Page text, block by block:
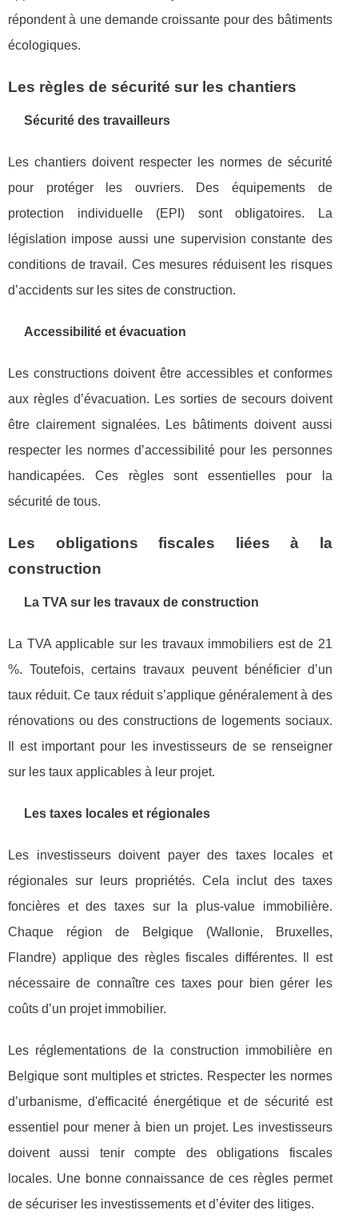
répondent à une demande croissante pour des bâtiments
écologiques.
Les règles de sécurité sur les chantiers
Sécurité des travailleurs
Les chantiers doivent respecter les normes de sécurité
pour protéger les ouvriers. Des équipements de
protection individuelle (EPI) sont obligatoires. La
législation impose aussi une supervision constante des
conditions de travail. Ces mesures réduisent les risques
d’accidents sur les sites de construction.
Accessibilité et évacuation
Les constructions doivent être accessibles et conformes
aux règles d’évacuation. Les sorties de secours doivent
être clairement signalées. Les bâtiments doivent aussi
respecter les normes d’accessibilité pour les personnes
handicapées. Ces règles sont essentielles pour la
sécurité de tous.
Les obligations fiscales liées à la
construction
La TVA sur les travaux de construction
La TVA applicable sur les travaux immobiliers est de 21
%. Toutefois, certains travaux peuvent bénéficier d’un
taux réduit. Ce taux réduit s’applique généralement à des
rénovations ou des constructions de logements sociaux.
Il est important pour les investisseurs de se renseigner
sur les taux applicables à leur projet.
Les taxes locales et régionales
Les investisseurs doivent payer des taxes locales et
régionales sur leurs propriétés. Cela inclut des taxes
foncières et des taxes sur la plus-value immobilière.
Chaque région de Belgique (Wallonie, Bruxelles,
Flandre) applique des règles fiscales différentes. Il est
nécessaire de connaître ces taxes pour bien gérer les
coûts d’un projet immobilier.
Les réglementations de la construction immobilière en
Belgique sont multiples et strictes. Respecter les normes
d’urbanisme, d'efficacité énergétique et de sécurité est
essentiel pour mener à bien un projet. Les investisseurs
doivent aussi tenir compte des obligations fiscales
locales. Une bonne connaissance de ces règles permet
de sécuriser les investissements et d’éviter des litiges.